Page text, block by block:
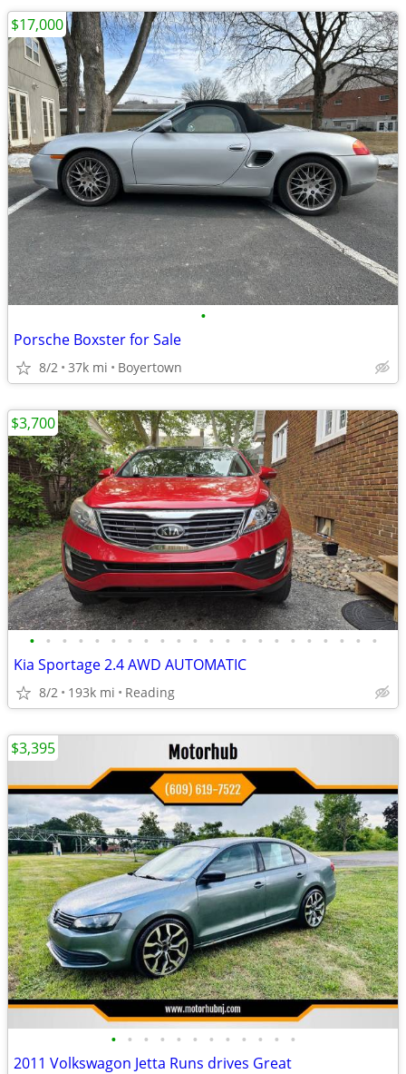
•
Porsche Boxster for Sale
8/2 37k mi Boyertown
$17,000
• • • • • • • • • • • • • • • • • • • • • •
Kia Sportage 2.4 AWD AUTOMATIC
8/2 193k mi Reading
$3,700
• • • • • • • • • • • •
2011 Volkswagon Jetta Runs drives Great
$3,395